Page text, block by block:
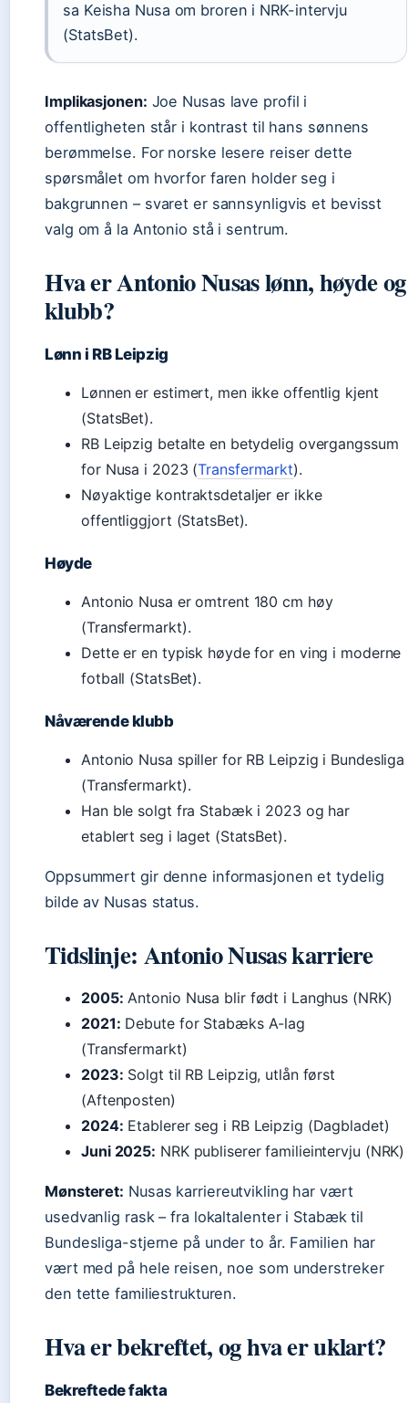
sa Keisha Nusa om broren i NRK-intervju
(StatsBet).
Implikasjonen: Joe Nusas lave profil i
offentligheten står i kontrast til hans sønnens
berømmelse. For norske lesere reiser dette
spørsmålet om hvorfor faren holder seg i
bakgrunnen – svaret er sannsynligvis et bevisst
valg om å la Antonio stå i sentrum.
Hva er Antonio Nusas lønn, høyde og
klubb?
Lønn i RB Leipzig
Lønnen er estimert, men ikke offentlig kjent
(StatsBet).
RB Leipzig betalte en betydelig overgangssum
for Nusa i 2023 (Transfermarkt).
Nøyaktige kontraktsdetaljer er ikke
offentliggjort (StatsBet).
Høyde
Antonio Nusa er omtrent 180 cm høy
(Transfermarkt).
Dette er en typisk høyde for en ving i moderne
fotball (StatsBet).
Nåværende klubb
Antonio Nusa spiller for RB Leipzig i Bundesliga
(Transfermarkt).
Han ble solgt fra Stabæk i 2023 og har
etablert seg i laget (StatsBet).
Oppsummert gir denne informasjonen et tydelig
bilde av Nusas status.
Tidslinje: Antonio Nusas karriere
2005: Antonio Nusa blir født i Langhus (NRK)
2021: Debute for Stabæks A-lag
(Transfermarkt)
2023: Solgt til RB Leipzig, utlån først
(Aftenposten)
2024: Etablerer seg i RB Leipzig (Dagbladet)
Juni 2025: NRK publiserer familieintervju (NRK)
Mønsteret: Nusas karriereutvikling har vært
usedvanlig rask – fra lokaltalenter i Stabæk til
Bundesliga-stjerne på under to år. Familien har
vært med på hele reisen, noe som understreker
den tette familiestrukturen.
Hva er bekreftet, og hva er uklart?
Bekreftede fakta